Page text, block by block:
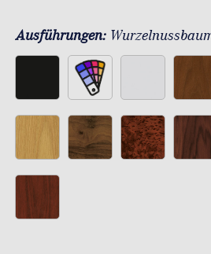
Ausführungen: